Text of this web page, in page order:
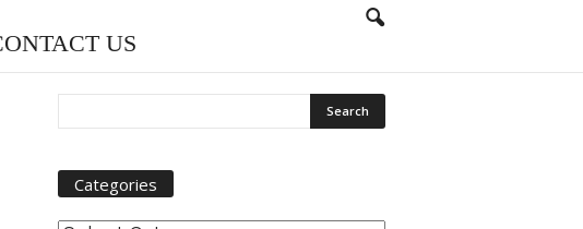
US
Categories